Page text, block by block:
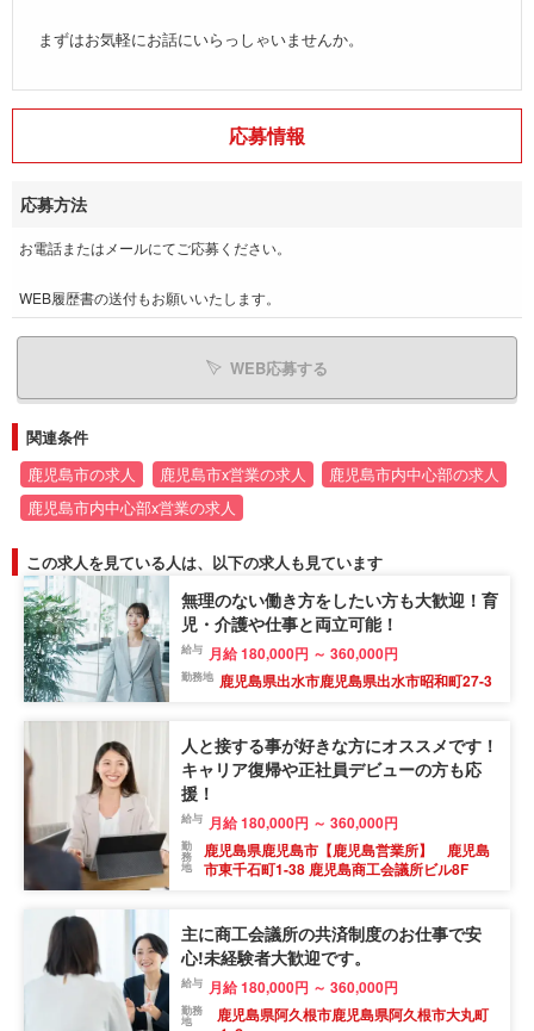
まずはお気軽にお話にいらっしゃいませんか。
応募情報
応募方法
お電話またはメールにてご応募ください。
WEB履歴書の送付もお願いいたします。
WEB応募する
関連条件
鹿児島市の求人 鹿児島市x営業の求人
鹿児島市内中心部の求人
鹿児島市内中心部x営業の求人
この求人を見ている人は、以下の求人も見ています
無理のない働き方をしたい方も大歓迎！育
児・介護や仕事と両立可能！
給与 月給 180,000円 ～ 360,000円
勤務地 鹿児島県出水市鹿児島県出水市昭和町27-3
人と接する事が好きな方にオススメです！
キャリア復帰や正社員デビューの方も応
援！
給与 月給 180,000円 ～ 360,000円
勤
務
地
鹿児島県鹿児島市【鹿児島営業所】 鹿児島
市東千石町1-38 鹿児島商工会議所ビル8F
主に商工会議所の共済制度のお仕事で安
心!未経験者大歓迎です。
給与 月給 180,000円 ～ 360,000円
勤務
地
鹿児島県阿久根市鹿児島県阿久根市大丸町